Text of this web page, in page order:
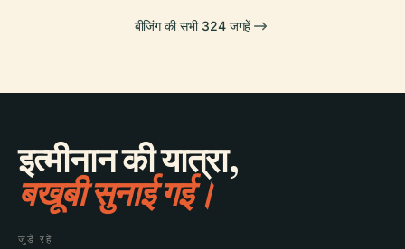
बीजिंग की सभी 324 जगहें
इत्मीनान की यात्रा,
बखूबी सुनाई गई।
जुड़े रहें